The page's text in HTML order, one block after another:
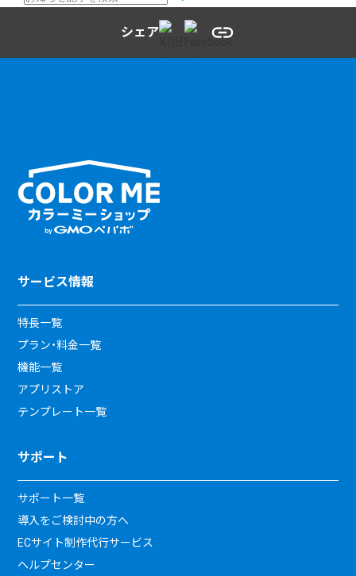
シェア
サービス情報
特長一覧
プラン・料金一覧
機能一覧
アプリストア
テンプレート一覧
サポート
サポート一覧
導入をご検討中の方へ
ECサイト制作代行サービス
ヘルプセンター